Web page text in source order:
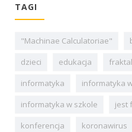
TAGI
"Machinae Calculatoriae"
dzieci
edukacja
informatyka
informatyka
informatyka w szkole
jest
konferencja
koronawirus